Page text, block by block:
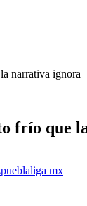
narrativa ignora
frío que
pueblaliga mx